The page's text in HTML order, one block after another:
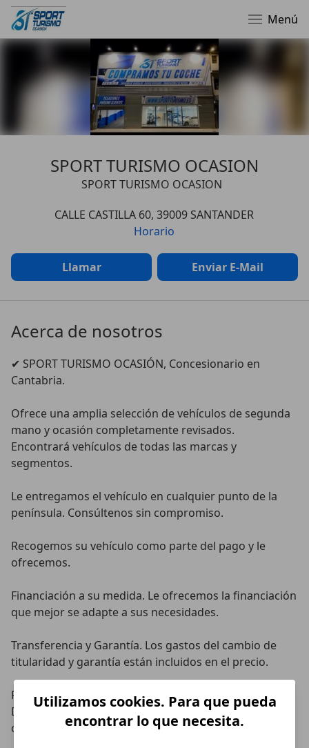
Menú
SPORT TURISMO OCASION
SPORT TURISMO OCASION
CALLE CASTILLA 60, 39009 SANTANDER
Horario
Llamar Enviar E-Mail
Acerca de nosotros
✔︎ SPORT TURISMO OCASIÓN, Concesionario en
Cantabria.
Ofrece una amplia selección de vehículos de segunda
mano y ocasión completamente revisados.
Encontrará vehículos de todas las marcas y
segmentos.
Le entregamos el vehículo en cualquier punto de la
península. Consúltenos sin compromiso.
Recogemos su vehículo como parte del pago y le
ofrecemos.
Financiación a su medida. Le ofrecemos la financiación
que mejor se adapte a sus necesidades.
Transferencia y Garantía. Los gastos del cambio de
titularidad y garantía están incluidos en el precio.
Parking disponible para nuestros clientes.
Dirección,
c/ Castilla, 60 • 39009 • Santander
Utilizamos cookies. Para que pueda
encontrar lo que necesita.